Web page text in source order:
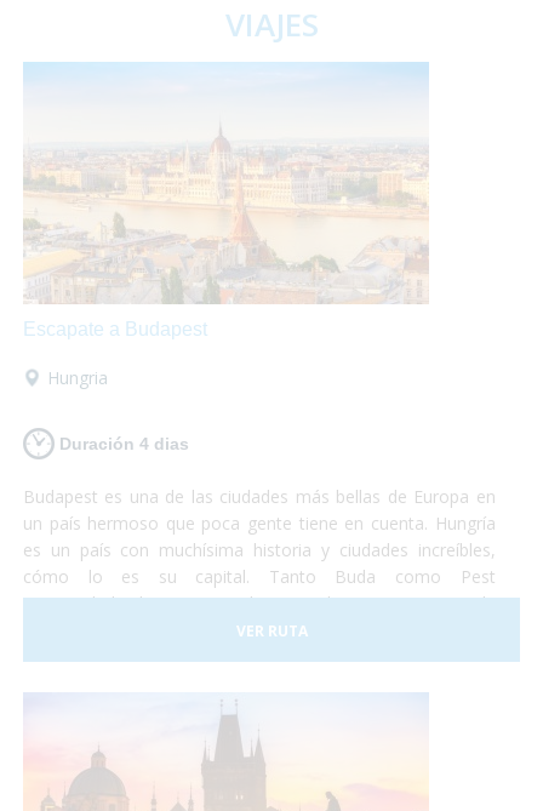
VIAJES
Escapate a Budapest
Hungria
Duración 4 dias
Budapest es una de las ciudades más bellas de Europa en
un país hermoso que poca gente tiene en cuenta. Hungría
es un país con muchísima historia y ciudades increíbles,
cómo lo es su capital. Tanto Buda como Pest
eran ciudades hermosas y ahora que lucen como una sola
son la combinación más bella que puedas imaginar. Así que
si tienes unos días no te lo pienses más y vete a conocer
tus necesidades y tu... ¡deberás encargarte de disfrutar!
VER RUTA